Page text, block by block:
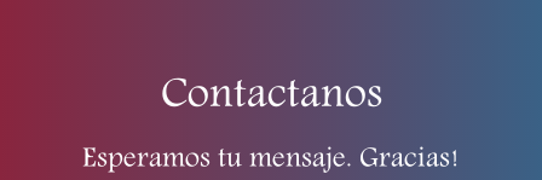
Contactanos
Esperamos tu mensaje. Gracias!